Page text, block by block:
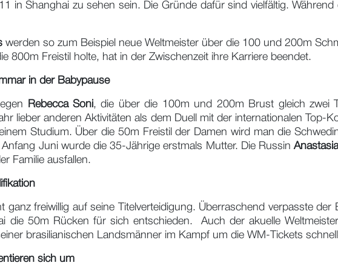
in Shanghai zu sehen sein. Die Gründe dafür sind vielfältig.
werden so zum Beispiel neue Weltmeister über die 100 und 200m
800m Freistil holte, hat in der Zwischenzeit ihre Karriere beendet.
in der Babypause
Rebecca Soni, die über die 100m und 200m Brust gleich zwei
lieber anderen Aktivitäten als dem Duell mit der internationalen Top-
Studium. Über die 50m Freistil der Damen wird man die
Juni wurde die 35-Jährige erstmals Mutter. Die Russin
Familie ausfallen.
ganz freiwillig auf seine Titelverteidigung. Überraschend verpasste der
die 50m Rücken für sich entschieden. Auch der akuelle
brasilianischen Landsmänner im Kampf um die WM-Tickets
sich um